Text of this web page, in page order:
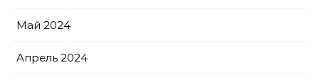
Май 2024
Апрель 2024